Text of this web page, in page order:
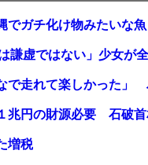
でガチ化け物みたいな
増税